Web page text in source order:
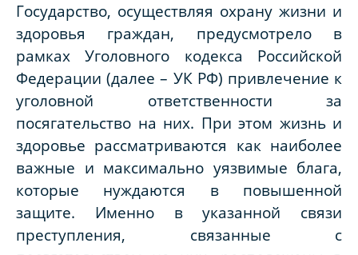
Государство, осуществляя охрану жизни и
здоровья граждан, предусмотрело в
рамках Уголовного кодекса Российской
Федерации (далее – УК РФ) привлечение к
уголовной ответственности за
посягательство на них. При этом жизнь и
здоровье рассматриваются как наиболее
важные и максимально уязвимые блага,
которые нуждаются в повышенной
защите. Именно в указанной связи
преступления, связанные с